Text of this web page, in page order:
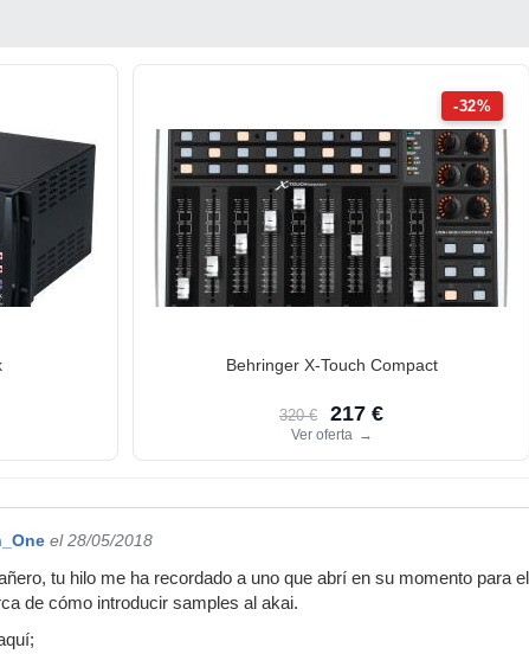
-32%
Behringer X-Touch Compact
320 € 217 €
Ver oferta →
el 28/05/2018
tu hilo me ha recordado a uno que abrí en su momento para
de cómo introducir samples al akai.